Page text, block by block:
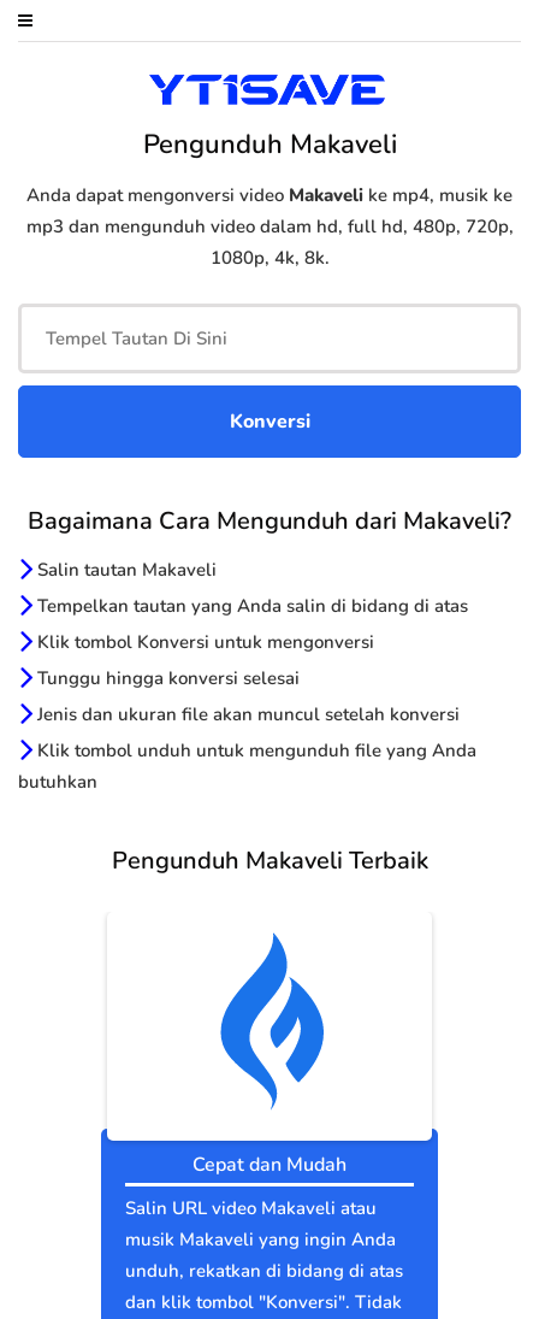
Pengunduh Makaveli
Anda dapat mengonversi video Makaveli ke mp4, musik ke
mp3 dan mengunduh video dalam hd, full hd, 480p, 720p,
1080p, 4k, 8k.
Bagaimana Cara Mengunduh dari Makaveli?
Salin tautan Makaveli
Tempelkan tautan yang Anda salin di bidang di atas
Klik tombol Konversi untuk mengonversi
Tunggu hingga konversi selesai
Jenis dan ukuran file akan muncul setelah konversi
Klik tombol unduh untuk mengunduh file yang Anda
butuhkan
Pengunduh Makaveli Terbaik
Cepat dan Mudah
Salin URL video Makaveli atau
musik Makaveli yang ingin Anda
unduh, rekatkan di bidang di atas
dan klik tombol "Konversi". Tidak